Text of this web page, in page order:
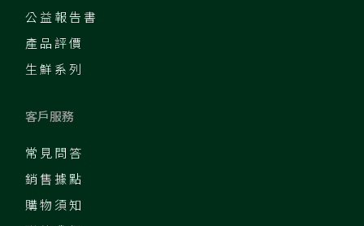
公益報告書
產品評價
生鮮系列
客戶服務
常見問答
銷售據點
購物須知